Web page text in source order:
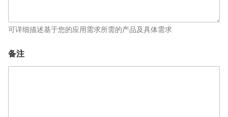
可详细描述基于您的应用需求所需的产品及具体需求
备注